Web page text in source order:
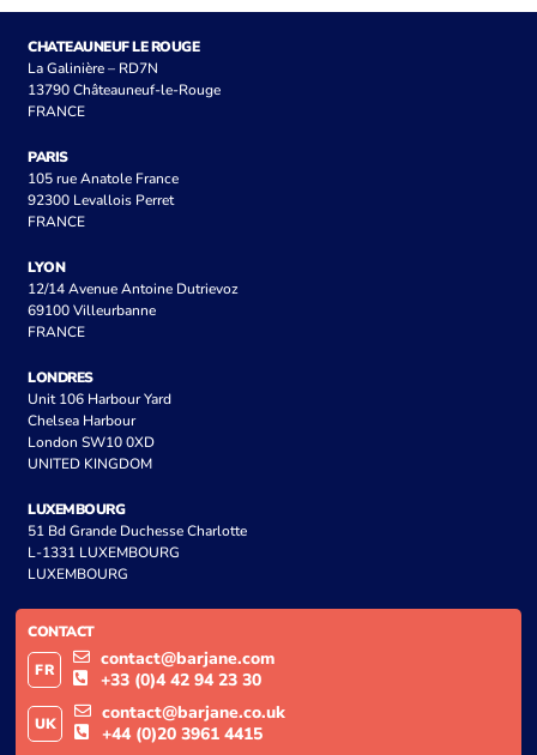
CHATEAUNEUF LE ROUGE
La Galinière – RD7N
13790 Châteauneuf-le-Rouge
FRANCE
PARIS
105 rue Anatole France
92300 Levallois Perret
FRANCE
LYON
12/14 Avenue Antoine Dutrievoz
69100 Villeurbanne
FRANCE
LONDRES
Unit 106 Harbour Yard
Chelsea Harbour
London SW10 0XD
UNITED KINGDOM
LUXEMBOURG
51 Bd Grande Duchesse Charlotte
L-1331 LUXEMBOURG
LUXEMBOURG
CONTACT
FR
contact@barjane.com
+33 (0)4 42 94 23 30
UK
contact@barjane.co.uk
+44 (0)20 3961 4415